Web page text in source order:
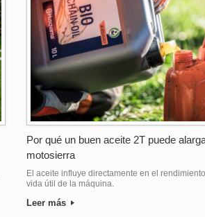
Por qué un buen aceite 2T puede
motosierra
El aceite influye directamente en el
vida útil de la máquina.
Leer más